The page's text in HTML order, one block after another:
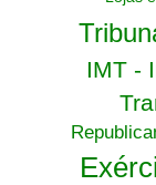
IMT -